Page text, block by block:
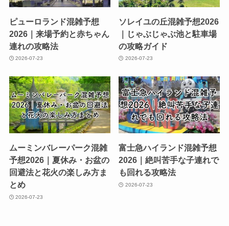
ピューロランド混雑予想
2026｜来場予約と赤ちゃん
連れの攻略法
2026-07-23
ソレイユの丘混雑予想2026
｜じゃぶじゃぶ池と駐車場
の攻略ガイド
2026-07-23
ムーミンバレーパーク混雑
予想2026｜夏休み・お盆の
回避法と花火の楽しみ方ま
とめ
2026-07-23
富士急ハイランド混雑予想
2026｜絶叫苦手な子連れで
も回れる攻略法
2026-07-23